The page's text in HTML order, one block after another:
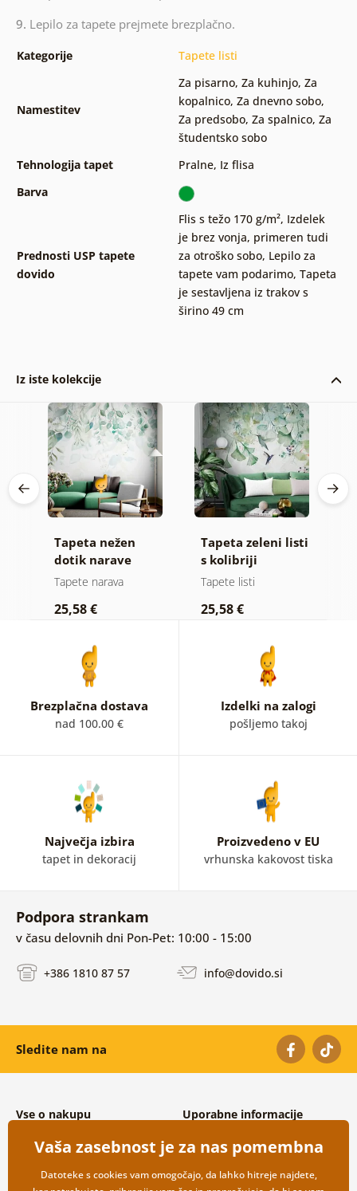
9. Lepilo za tapete prejmete brezplačno.
Kategorije Tapete listi
Namestitev
Za pisarno, Za kuhinjo, Za
kopalnico, Za dnevno sobo,
Za predsobo, Za spalnico, Za
študentsko sobo
Tehnologija tapet
Pralne, Iz flisa
Barva
Prednosti USP tapete
dovido
Flis s težo 170 g/m², Izdelek
je brez vonja, primeren tudi
za otroško sobo, Lepilo za
tapete vam podarimo, Tapeta
je sestavljena iz trakov s
širino 49 cm
Iz iste kolekcije
Tapeta nežen
dotik narave
Tapete narava
25,58 €
Tapeta zeleni listi
s kolibriji
Tapete listi
25,58 €
Brezplačna dostava
nad 100.00 €
Izdelki na zalogi
pošljemo takoj
Največja izbira
tapet in dekoracij
Proizvedeno v EU
vrhunska kakovost tiska
Podpora strankam
v času delovnih dni Pon-Pet: 10:00 - 15:00
+386 1810 87 57 info@dovido.si
Sledite nam na
Vse o nakupu
Splošni in reklamacijski pogoji
Varovanje osebnih podatkov
Možnosti dostave in plačila
Vračilo blaga
Uporabne informacije
Pogosto zastavljena vprašanja
Kontakti
Veleprodaja
Vaša zasebnost je za nas pomembna
Datoteke s cookies vam omogočajo, da lahko hitreje najdete,